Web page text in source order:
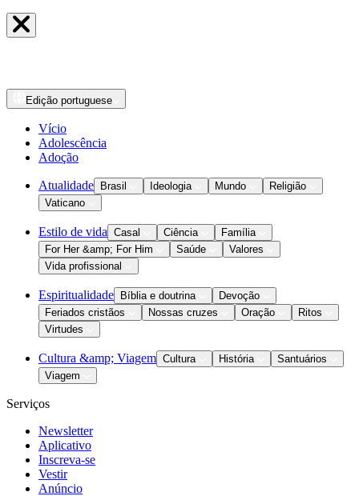
Edição portuguese
Vício
Adolescência
Adoção
Atualidade Brasil Ideologia Mundo
Religião
Vaticano
Estilo de vida Casal Ciência
Família
For Her &amp; For Him
Saúde
Valores
Vida profissional
Espiritualidade Bíblia e doutrina
Devoção
Feriados cristãos
Nossas cruzes Oração
Ritos
Virtudes
Cultura &amp; Viagem Cultura História
Santuários
Viagem
Serviços
Newsletter
Aplicativo
Inscreva-se
Vestir
Anúncio